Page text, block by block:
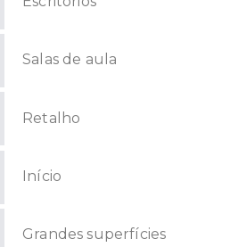
Salas de aula
Retalho
Início
Grandes superfícies